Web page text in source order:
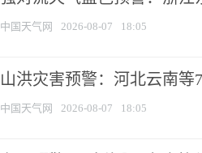
中国天气网 2026-08-07 18:05
山洪灾害预警：河北云南
中国天气网 2026-08-07 18:05